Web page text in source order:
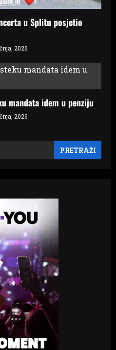
u Splitu posjetio
2026
mandata idem u penziju
2026